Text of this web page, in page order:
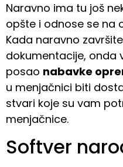
Naravno ima tu još
opšte i odnose se na
Kada naravno
dokumentacije, onda
posao nabavke
u menjačnici biti
stvari koje su vam
menjačnice.
Softver